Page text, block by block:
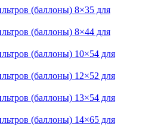
(баллоны) 8×35 для
(баллоны) 8×44 для
(баллоны) 10×54 для
(баллоны) 12×52 для
(баллоны) 13×54 для
(баллоны) 14×65 для